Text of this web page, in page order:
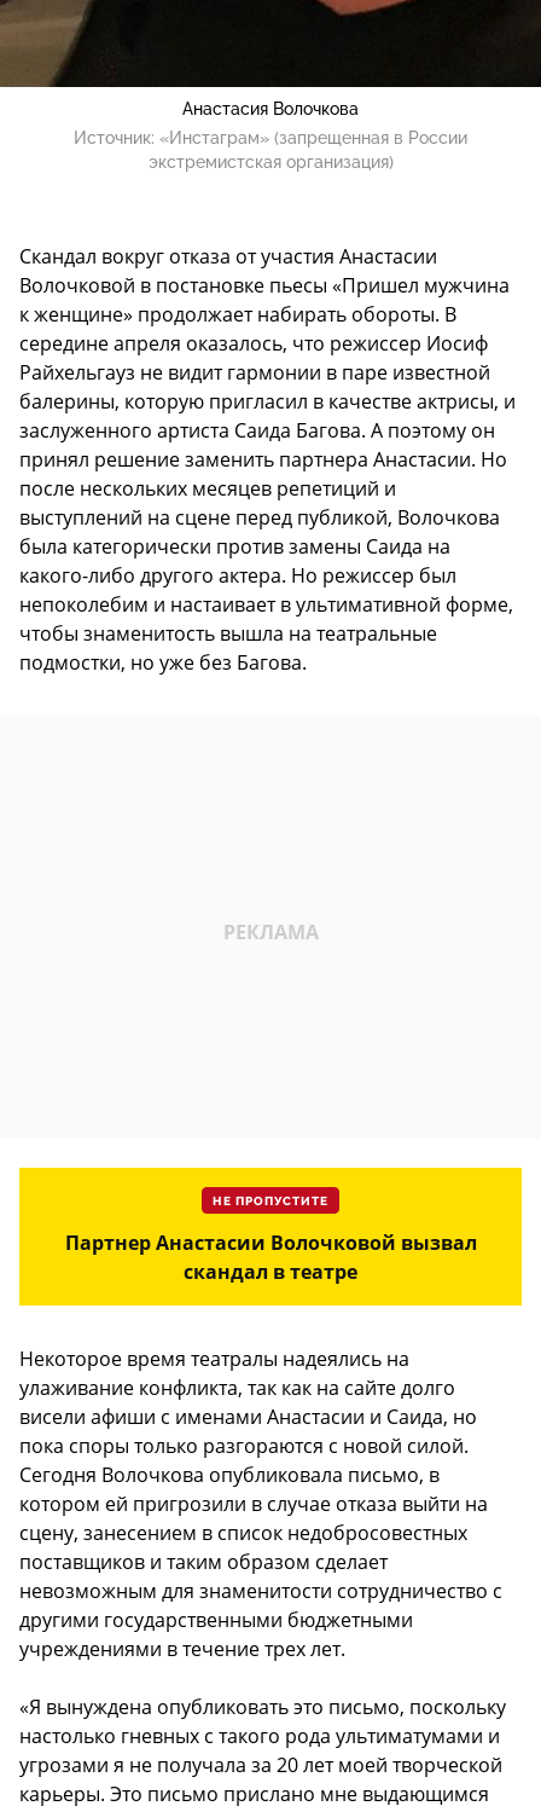
Анастасия Волочкова
Источник: «Инстаграм» (запрещенная в России
экстремистская организация)
Скандал вокруг отказа от участия Анастасии
Волочковой в постановке пьесы «Пришел мужчина
к женщине» продолжает набирать обороты. В
середине апреля оказалось, что режиссер Иосиф
Райхельгауз не видит гармонии в паре известной
балерины, которую пригласил в качестве актрисы, и
заслуженного артиста Саида Багова. А поэтому он
принял решение заменить партнера Анастасии. Но
после нескольких месяцев репетиций и
выступлений на сцене перед публикой, Волочкова
была категорически против замены Саида на
какого-либо другого актера. Но режиссер был
непоколебим и настаивает в ультимативной форме,
чтобы знаменитость вышла на театральные
подмостки, но уже без Багова.
НЕ ПРОПУСТИТЕ
Партнер Анастасии Волочковой вызвал
скандал в театре
Некоторое время театралы надеялись на
улаживание конфликта, так как на сайте долго
висели афиши с именами Анастасии и Саида, но
пока споры только разгораются с новой силой.
Сегодня Волочкова опубликовала письмо, в
котором ей пригрозили в случае отказа выйти на
сцену, занесением в список недобросовестных
поставщиков и таким образом сделает
невозможным для знаменитости сотрудничество с
другими государственными бюджетными
учреждениями в течение трех лет.
«Я вынуждена опубликовать это письмо, поскольку
настолько гневных с такого рода ультиматумами и
угрозами я не получала за 20 лет моей творческой
карьеры. Это письмо прислано мне выдающимся